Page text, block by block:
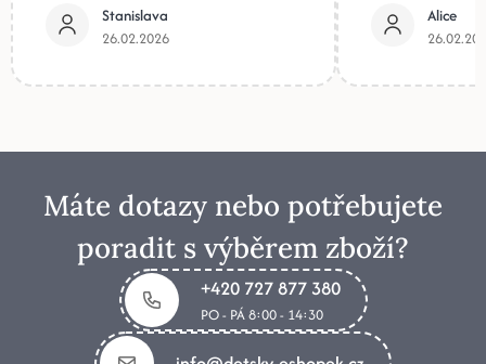
Stanislava
26.02.2026
Alice
Máte dotazy nebo potřebujete
poradit s výběrem zboží?
+420 727 877 380
PO - PÁ 8:00 - 14:30